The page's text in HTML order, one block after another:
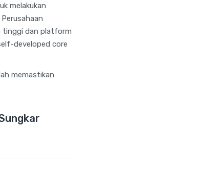
melakukan
tinggi dan platform
developed core
memastikan